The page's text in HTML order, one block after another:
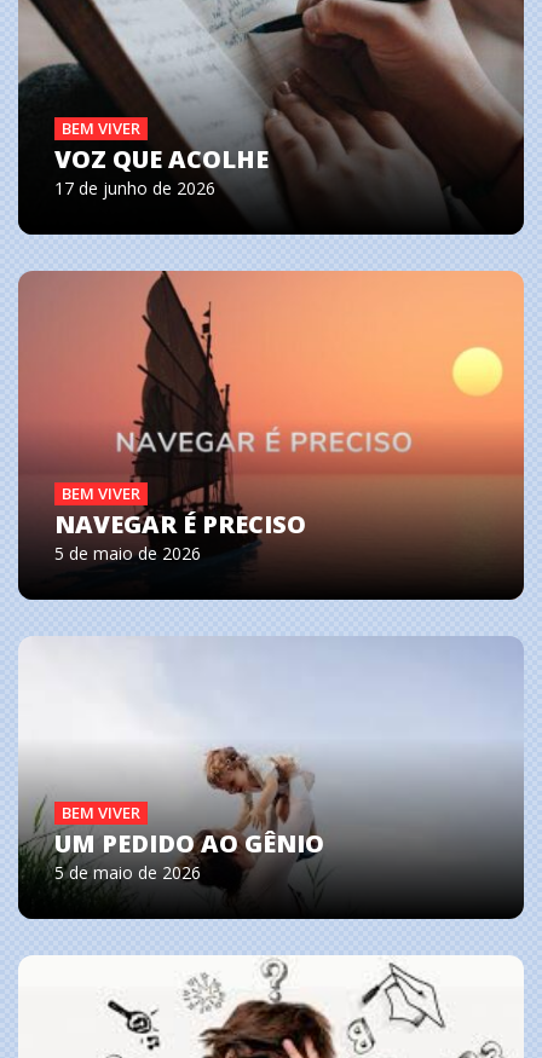
BEM VIVER
VOZ QUE ACOLHE
17 de junho de 2026
BEM VIVER
NAVEGAR É PRECISO
5 de maio de 2026
BEM VIVER
UM PEDIDO AO GÊNIO
5 de maio de 2026